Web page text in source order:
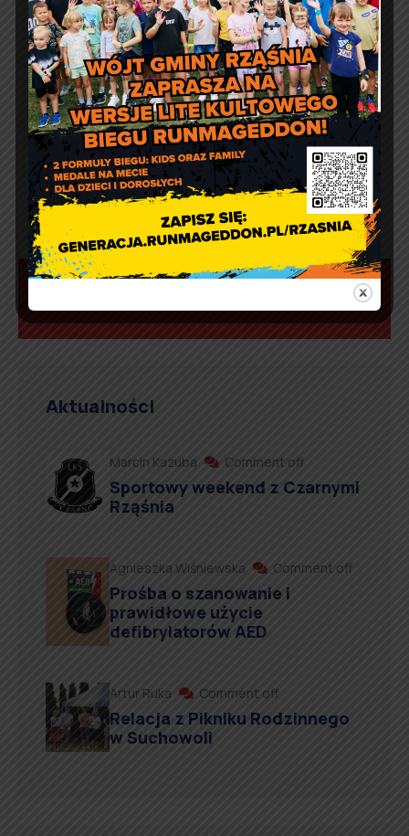
Zaproszenie na Seminarium
„Łódzkie kusi wiedzą”
Aktualności
Marcin Kazuba Comment off
Sportowy weekend z Czarnymi
Rząśnia
Agnieszka Wiśniewska Comment off
Prośba o szanowanie i
prawidłowe użycie
defibrylatorów AED
Artur Ruka Comment off
Relacja z Pikniku Rodzinnego
w Suchowoli